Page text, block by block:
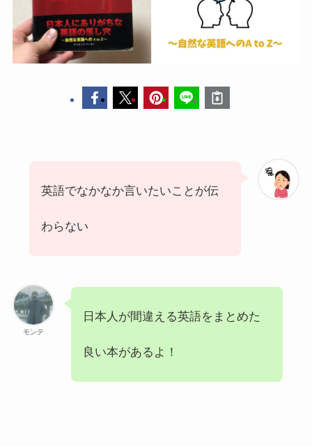
英語でなかなか言いたいことが伝
わらない
モンテ
日本人が間違える英語をまとめた
良い本があるよ！